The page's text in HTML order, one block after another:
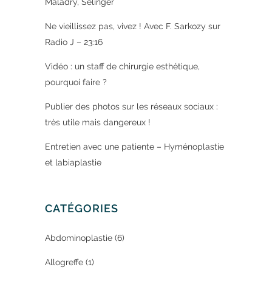
Ne vieillissez pas, vivez ! Avec F. Sarkozy sur
Radio J – 23:16
Vidéo : un staff de chirurgie esthétique,
pourquoi faire ?
Publier des photos sur les réseaux sociaux :
très utile mais dangereux !
Entretien avec une patiente – Hyménoplastie
et labiaplastie
CATÉGORIES
Abdominoplastie (6)
Allogreffe (1)